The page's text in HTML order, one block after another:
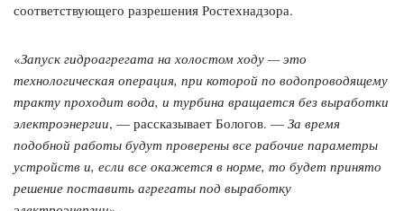
соответствующего разрешения Ростехнадзора.
«Запуск гидроагрегата на холостом ходу — это
технологическая операция, при которой по водопроводящему
тракту проходит вода, и турбина вращается без выработки
электроэнергии, — рассказывает Бологов. — За время
подобной работы будут проверены все рабочие параметры
устройств и, если все окажется в норме, то будет принято
решение поставить агрегаты под выработку